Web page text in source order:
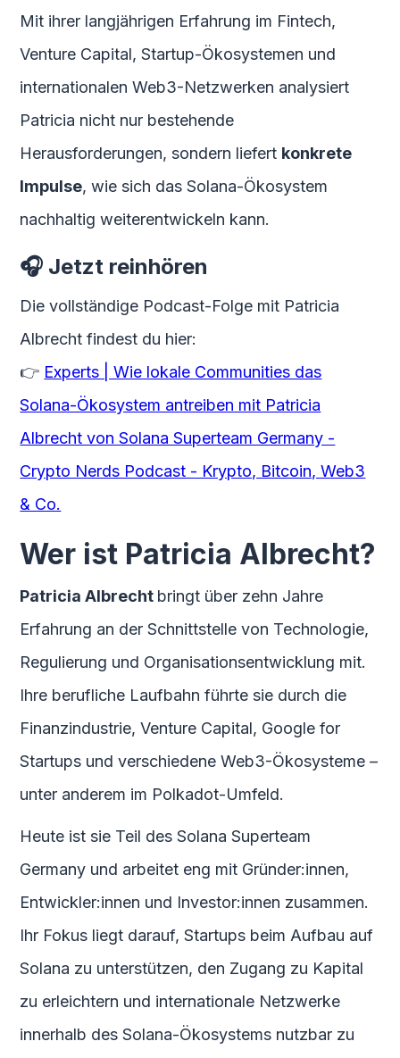
Mit ihrer langjährigen Erfahrung im Fintech,
Venture Capital, Startup-Ökosystemen und
internationalen Web3-Netzwerken analysiert
Patricia nicht nur bestehende
Herausforderungen, sondern liefert konkrete
Impulse, wie sich das Solana-Ökosystem
nachhaltig weiterentwickeln kann.
🎧 Jetzt reinhören
Die vollständige Podcast-Folge mit Patricia
Albrecht findest du hier:
👉 Experts | Wie lokale Communities das
Solana-Ökosystem antreiben mit Patricia
Albrecht von Solana Superteam Germany -
Crypto Nerds Podcast - Krypto, Bitcoin, Web3
& Co.
Wer ist Patricia Albrecht?
Patricia Albrecht bringt über zehn Jahre
Erfahrung an der Schnittstelle von Technologie,
Regulierung und Organisationsentwicklung mit.
Ihre berufliche Laufbahn führte sie durch die
Finanzindustrie, Venture Capital, Google for
Startups und verschiedene Web3-Ökosysteme –
unter anderem im Polkadot-Umfeld.
Heute ist sie Teil des Solana Superteam
Germany und arbeitet eng mit Gründer:innen,
Entwickler:innen und Investor:innen zusammen.
Ihr Fokus liegt darauf, Startups beim Aufbau auf
Solana zu unterstützen, den Zugang zu Kapital
zu erleichtern und internationale Netzwerke
innerhalb des Solana-Ökosystems nutzbar zu